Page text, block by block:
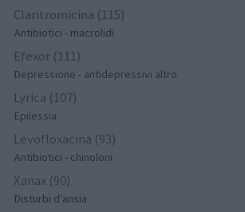
Claritromicina (115)
Antibiotici - macrolidi
Efexor (111)
Depressione - antidepressivi altro
Lyrica (107)
Epilessia
Levofloxacina (93)
Antibiotici - chinoloni
Xanax (90)
Disturbi d'ansia